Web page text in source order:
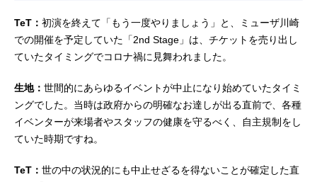
TeT： 初演を終えて「もう一度やりましょう」と、ミューザ川崎
での開催を予定していた「2nd Stage」は、チケットを売り出し
ていたタイミングでコロナ禍に見舞われました。
生地： 世間的にあらゆるイベントが中止になり始めていたタイミ
ングでした。当時は政府からの明確なお達しが出る直前で、各種
イベンターが来場者やスタッフの健康を守るべく、自主規制をし
ていた時期ですね。
TeT： 世の中の状況的にも中止せざるを得ないことが確定した直